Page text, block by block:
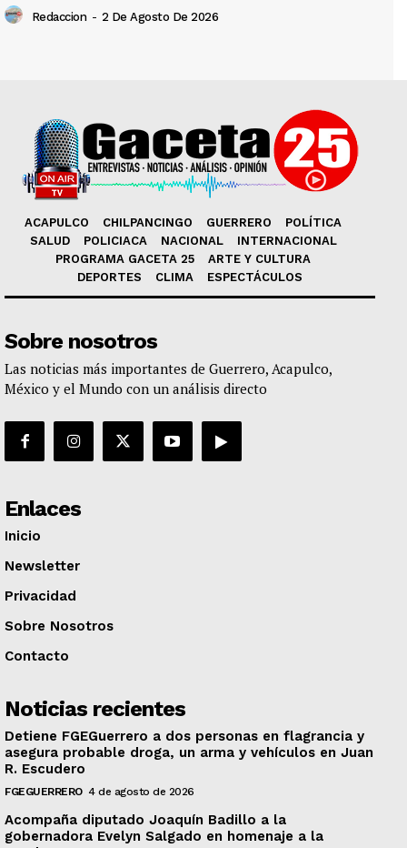
Redaccion - 2 De Agosto De 2026
ACAPULCO CHILPANCINGO GUERRERO
POLÍTICA
SALUD
POLICIACA NACIONAL
INTERNACIONAL
PROGRAMA GACETA 25
ARTE Y CULTURA
DEPORTES
CLIMA ESPECTÁCULOS
Sobre nosotros
Las noticias más importantes de Guerrero, Acapulco,
México y el Mundo con un análisis directo
Enlaces
Inicio
Newsletter
Privacidad
Sobre Nosotros
Contacto
Noticias recientes
Detiene FGEGuerrero a dos personas en flagrancia y
asegura probable droga, un arma y vehículos en Juan
R. Escudero
FGEGUERRERO 4 de agosto de 2026
Acompaña diputado Joaquín Badillo a la
gobernadora Evelyn Salgado en homenaje a la